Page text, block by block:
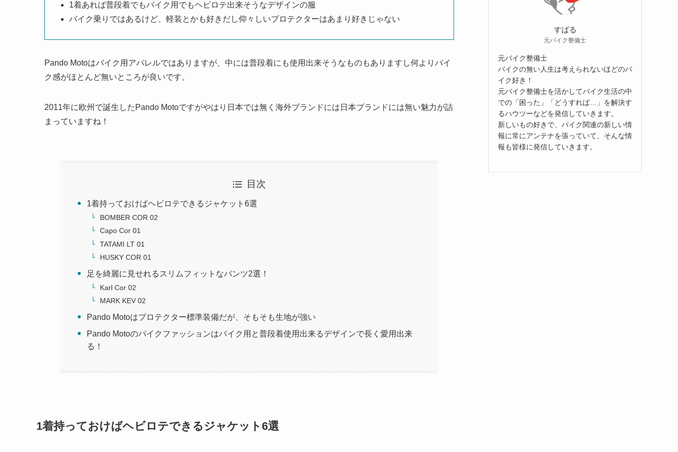
1着あれば普段着でもバイク用でもヘビロテ出来そうなデザインの服
バイク乗りではあるけど、軽装とかも好きだし仰々しいプロテクターはあまり好きじゃない
Pando Motoはバイク用アパレルではありますが、中には普段着にも使用出来そうなものもありますし何よりバイ
ク感がほとんど無いところが良いです。
2011年に欧州で誕生したPando Motoですがやはり日本では無く海外ブランドには日本ブランドには無い魅力が詰
まっていますね！
目次
1着持っておけばヘビロテできるジャケット6選
BOMBER COR 02
Capo Cor 01
TATAMI LT 01
HUSKY COR 01
足を綺麗に見せれるスリムフィットなパンツ2選！
Karl Cor 02
MARK KEV 02
Pando Motoはプロテクター標準装備だが、そもそも生地が強い
Pando Motoのバイクファッションはバイク用と普段着使用出来るデザインで長く愛用出来
る！
1着持っておけばヘビロテできるジャケット6選
すばる
元バイク整備士
元バイク整備士
バイクの無い人生は考えられないほどのバ
イク好き！
元バイク整備士を活かしてバイク生活の中
での「困った」「どうすれば…」を解決す
るハウツーなどを発信していきます。
新しいもの好きで、バイク関連の新しい情
報に常にアンテナを張っていて、そんな情
報も皆様に発信していきます。